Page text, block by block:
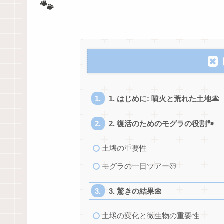
🐾
1. はじめに: 噴火と荒れた土地🌋
2. 復活のためのモグラの役割🐾
土壌の重要性
モグラの一日ツアー🐹
3. 驚きの結果🌼
土壌の変化と微生物の重要性